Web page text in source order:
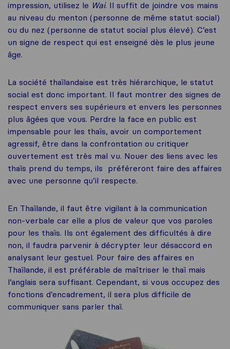
impression, utilisez le Wai. Il suffit de joindre vos mains
au niveau du menton (personne de même statut social)
ou du nez (personne de statut social plus élevé). C’est
un signe de respect qui est enseigné dès le plus jeune
âge.
La société thaïlandaise est très hiérarchique, le statut
social est donc important. Il faut montrer des signes de
respect envers ses supérieurs et envers les personnes
plus âgées que vous. Perdre la face en public est
impensable pour les thaïs, avoir un comportement
agressif, être dans la confrontation ou critiquer
ouvertement est très mal vu. Nouer des liens avec les
thaïs prend du temps, ils préféreront faire des affaires
avec une personne qu’il respecte.
En Thaïlande, il faut être vigilant à la communication
non-verbale car elle a plus de valeur que vos paroles
pour les thaïs. Ils ont également des difficultés à dire
non, il faudra parvenir à décrypter leur désaccord en
analysant leur gestuel. Pour faire des affaires en
Thaïlande, il est préférable de maîtriser le thaï mais
l’anglais sera suffisant. Cependant, si vous occupez des
fonctions d’encadrement, il sera plus difficile de
communiquer sans parler thaï.